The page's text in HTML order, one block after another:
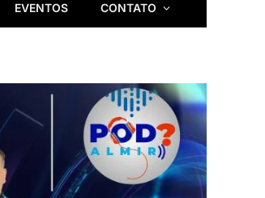
EVENTOS CONTATO